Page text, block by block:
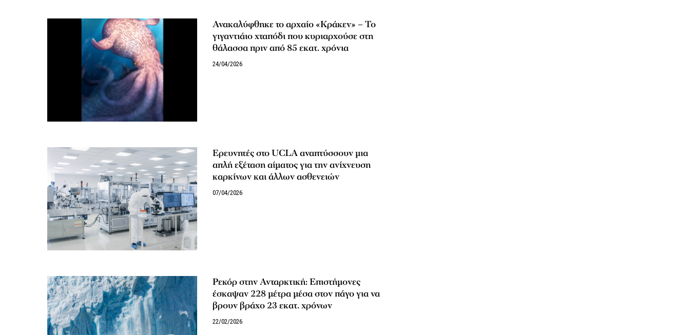
Ανακαλύφθηκε το αρχαίο «Κράκεν» – Το
γιγαντιάιο χταπόδι που κυριαρχούσε στη
θάλασσα πριν από 85 εκατ. χρόνια
24/04/2026
Ερευνητές στο UCLA αναπτύσσουν μια
απλή εξέταση αίματος για την ανίχνευση
καρκίνων και άλλων ασθενειών
07/04/2026
Ρεκόρ στην Ανταρκτική: Επιστήμονες
έσκαψαν 228 μέτρα μέσα στον πάγο για να
βρουν βράχο 23 εκατ. χρόνων
22/02/2026